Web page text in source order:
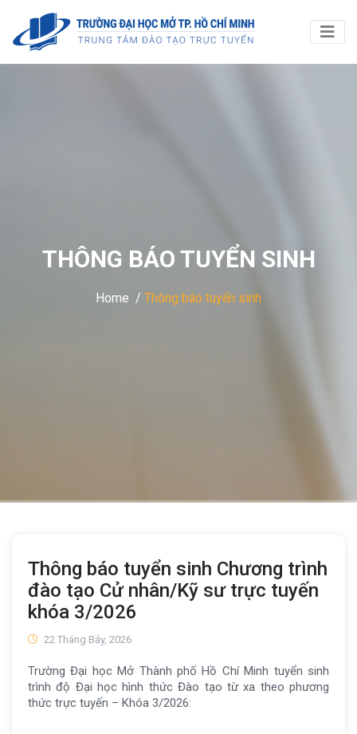
THÔNG BÁO TUYỂN SINH
Home / Thông báo tuyển sinh
Thông báo tuyển sinh Chương trình
đào tạo Cử nhân/Kỹ sư trực tuyến
khóa 3/2026
22 Tháng Bảy, 2026
Trường Đại học Mở Thành phố Hồ Chí Minh tuyển sinh
trình độ Đại học hình thức Đào tạo từ xa theo phương
thức trực tuyến – Khóa 3/2026: